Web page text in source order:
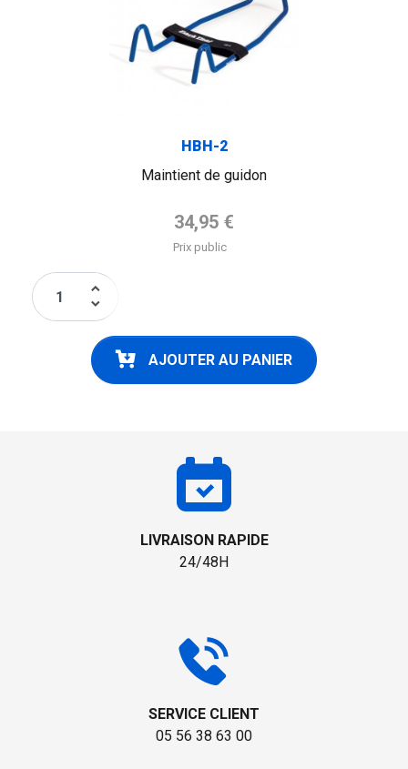
HBH-2
Maintient de guidon
Prix de base
34,95 €
Prix public
keyboard_arrow_up
keyboard_arrow_down
AJOUTER AU PANIER
LIVRAISON RAPIDE
24/48H
SERVICE CLIENT
05 56 38 63 00